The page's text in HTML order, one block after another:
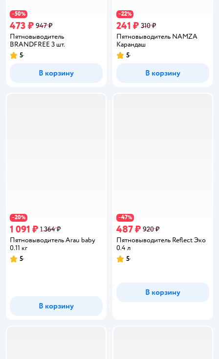
−50%
473 ₽ 947 ₽
Пятновыводитель
BRANDFREE 3 шт.
Рейтинг:
5
В корзину
−22%
241 ₽ 310 ₽
Пятновыводитель NAMZA
Карандаш
Рейтинг:
5
В корзину
−20%
1 091 ₽ 1 364 ₽
Пятновыводитель Arau baby
0.11 кг
Рейтинг:
5
В корзину
−47%
487 ₽ 920 ₽
Пятновыводитель Reflect Эко
0.4 л
Рейтинг:
5
В корзину